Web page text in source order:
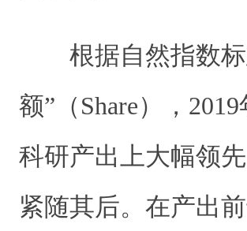
根据自然指数
额”（Share），
科研产出上大幅领
紧随其后。在产出